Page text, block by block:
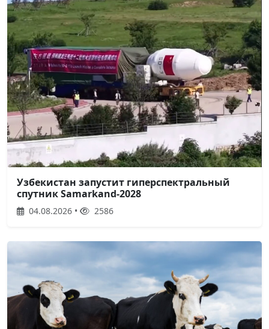
Узбекистан запустит гиперспектральный
спутник Samarkand-2028
04.08.2026 • 2586